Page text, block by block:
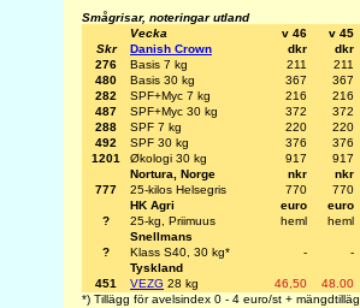
Smågrisar, noteringar utland
Vecka
v 46
v 45
Skr
Danish Crown dkr
dkr
276
Basis 7 kg 211
211
480
Basis 30 kg 367
367
282
SPF+Myc 7 kg 216
216
487
SPF+Myc 30 kg 372
372
288
SPF 7 kg 220
220
492
SPF 30 kg 376
376
1201
Økologi 30 kg 917
917
Nortura, Norge
nkr
nkr
777
25-kilos Helsegris 770
770
HK Agri
euro
euro
?
25-kg, Priimuus heml
heml
Snellmans
?
Klass S40, 30 kg* -
-
Tyskland
451
VEZG 28 kg 46,50
48.00
*) Tillägg för avelsindex 0 - 4 euro/st +